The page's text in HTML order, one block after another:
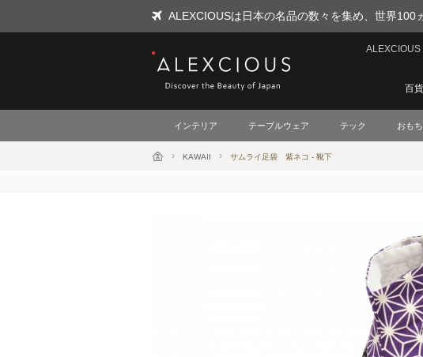
ALEXCIOUSは日本の名品の数々を集め、世界100
ALEXCIOUS
ALEXCIOUS
百
インテリア テーブルウェア テック おも
KAWAII サムライ足袋 紫ネコ - 靴下